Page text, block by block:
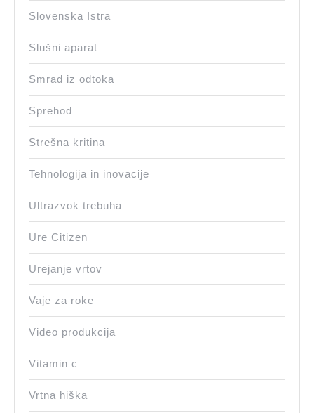
Slovenska Istra
Slušni aparat
Smrad iz odtoka
Sprehod
Strešna kritina
Tehnologija in inovacije
Ultrazvok trebuha
Ure Citizen
Urejanje vrtov
Vaje za roke
Video produkcija
Vitamin c
Vrtna hiška